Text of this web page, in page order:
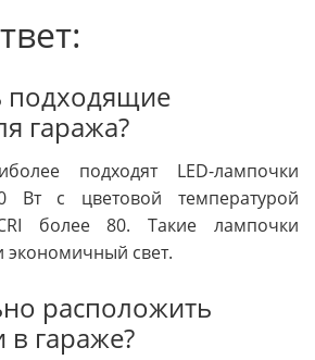
подходящие
гаража?
подходят LED-лампочки
Вт с цветовой температурой
более 80. Такие лампочки
экономичный свет.
расположить
в гараже?